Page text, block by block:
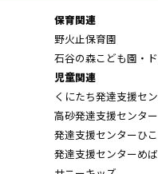
保育関連
野火止保育園
石谷の森こども園・
児童関連
くにたち発達支援セ
高砂発達支援センター
発達支援センターひ
発達支援センターめ